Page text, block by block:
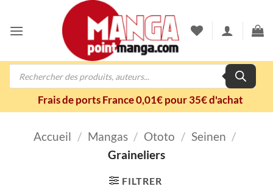
contenu
Recherche
Frais de ports France 0,01€ pour 35€ d'achat
Accueil / Mangas / Ototo / Seinen /
Graineliers
FILTRER